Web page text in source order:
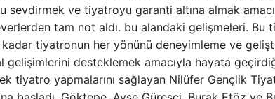
sevdirmek ve tiyatroyu garanti altına almak
tam not aldı. bu alandaki gelişmeleri. Bu
tiyatronun her yönünü deneyimleme ve
gelişimlerini desteklemek amacıyla hayata
tiyatro yapmalarını sağlayan Nilüfer Gençlik